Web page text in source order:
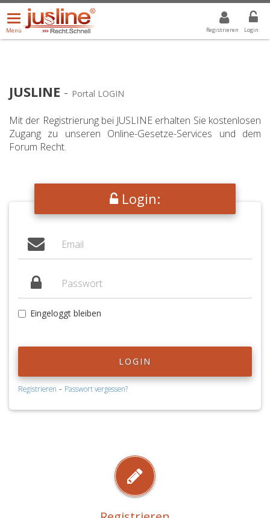
Registrieren Login
Menü
öffnen/schließen
Menü
ALLE DROPDOWN: GEWÄHLTER WERT IST ALLE
JUSLINE - Portal LOGIN
Mit der Registrierung bei JUSLINE erhalten Sie kostenlosen
Zugang zu unseren Online-Gesetze-Services und dem
Forum Recht.
Login:
Eingeloggt bleiben
LOGIN
Registrieren - Passwort vergessen?